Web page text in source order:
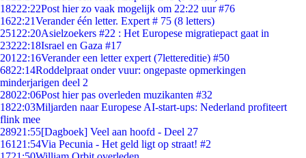
18222:22Post hier zo vaak mogelijk om 22:22 uur #76
1622:21Verander één letter. Expert # 75 (8 letters)
251 22:20Asielzoekers #22 : Het Europese migratiepact gaat in
23222:18Israel en Gaza #17
201 22:16Verander een letter expert (7lettereditie) #50
6822:14Roddelpraat onder vuur: ongepaste opmerkingen
minderjarigen deel 2
28022:06Post hier pas overleden muzikanten #32
1822:03Miljarden naar Europese AI-start-ups: Nederland profiteert
flink mee
28921:55[Dagboek] Veel aan hoofd - Deel 27
161 21:54Via Pecunia - Het geld ligt op straat! #2